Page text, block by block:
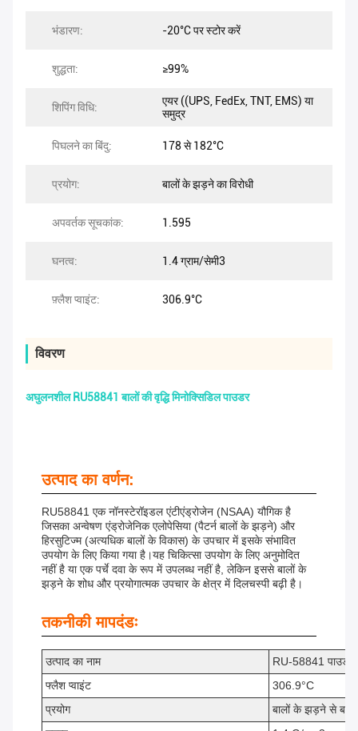
भंडारण: -20°C पर स्टोर करें
शुद्धता: ≥99%
शिपिंग विधि:
एयर ((UPS, FedEx, TNT, EMS) या
समुद्र
पिघलने का बिंदु: 178 से 182°C
प्रयोग: बालों के झड़ने का विरोधी
अपवर्तक सूचकांक: 1.595
घनत्व: 1.4 ग्राम/सेमी3
फ़्लैश प्वाइंट: 306.9°C
विवरण
अघुलनशील RU58841 बालों की वृद्धि मिनोक्सिडिल पाउडर
उत्पाद का वर्णन:
RU58841 एक नॉनस्टेरॉइडल एंटीएंड्रोजेन (NSAA) यौगिक है
जिसका अन्वेषण एंड्रोजेनिक एलोपेसिया (पैटर्न बालों के झड़ने) और
हिरसुटिज्म (अत्यधिक बालों के विकास) के उपचार में इसके संभावित
उपयोग के लिए किया गया है।यह चिकित्सा उपयोग के लिए अनुमोदित
नहीं है या एक पर्चे दवा के रूप में उपलब्ध नहीं है, लेकिन इससे बालों के
झड़ने के शोध और प्रयोगात्मक उपचार के क्षेत्र में दिलचस्पी बढ़ी है।
तकनीकी मापदंडः
उत्पाद का नाम
RU-58841 पाउडर
फ्लैश प्वाइंट
306.9°C
प्रयोग
बालों के झड़ने से